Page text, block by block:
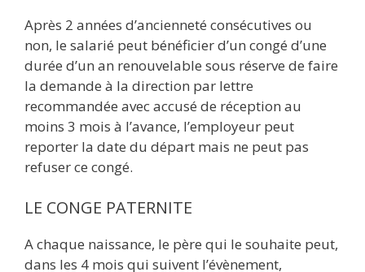
Après 2 années d’ancienneté consécutives ou
non, le salarié peut bénéficier d’un congé d’une
durée d’un an renouvelable sous réserve de faire
la demande à la direction par lettre
recommandée avec accusé de réception au
moins 3 mois à l’avance, l’employeur peut
reporter la date du départ mais ne peut pas
refuser ce congé.
LE CONGE PATERNITE
A chaque naissance, le père qui le souhaite peut,
dans les 4 mois qui suivent l’évènement,